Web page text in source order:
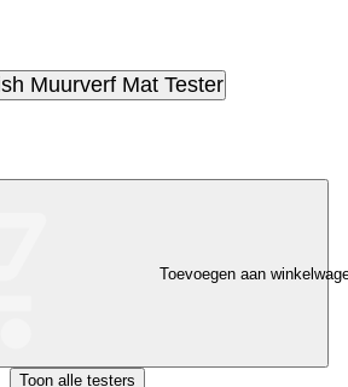
Muurverf Mat Tester
Toevoegen aan
Toon alle testers